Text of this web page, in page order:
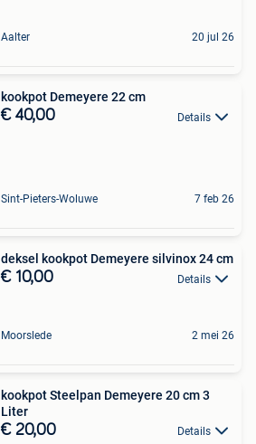
Aalter 20 jul 26
kookpot Demeyere 22 cm
€ 40,00 Details
Sint-Pieters-Woluwe 7 feb 26
deksel kookpot Demeyere silvinox 24 cm
€ 10,00 Details
Moorslede 2 mei 26
kookpot Steelpan Demeyere 20 cm 3
Liter
€ 20,00 Details